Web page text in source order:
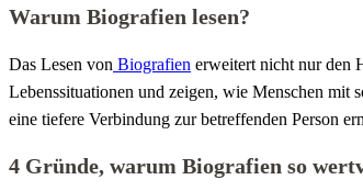
Warum Biografien lesen?
Das Lesen von Biografien erweitert nicht nur den
Lebenssituationen und zeigen, wie Menschen mit
eine tiefere Verbindung zur betreffenden Person
4 Gründe, warum Biografien so